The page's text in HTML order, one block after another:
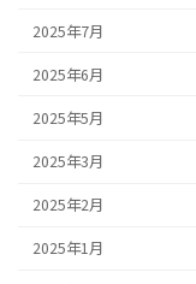
2025年7月
2025年6月
2025年5月
2025年3月
2025年2月
2025年1月